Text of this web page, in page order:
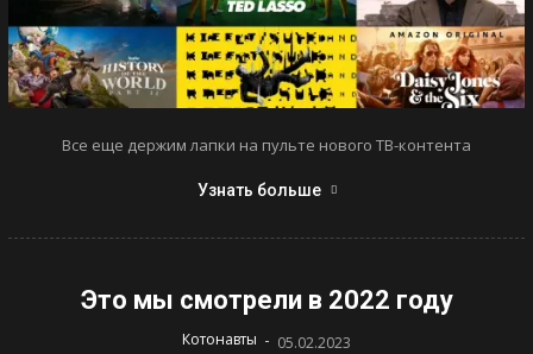
Все еще держим лапки на пульте нового ТВ-контента
Узнать больше
Это мы смотрели в 2022 году
Котонавты - 05.02.2023